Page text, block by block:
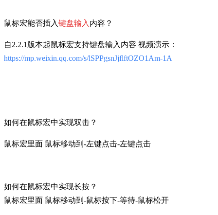
鼠标宏能否插入键盘输入 内容？
自2.2.1版本起鼠标宏支持键盘输入内容 视频演示：
https://mp.weixin.qq.com/s/lSPPgsnJjflftOZO1Am-1A
如何在鼠标宏中实现双击？
鼠标宏里面 鼠标移动到-左键点击-左键点击
如何在鼠标宏中实现长按？
鼠标宏里面 鼠标移动到-鼠标按下-等待-鼠标松开